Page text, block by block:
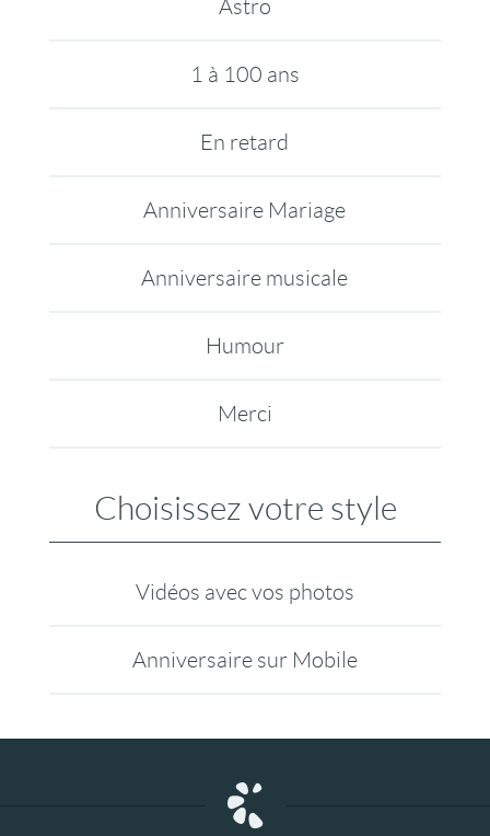
Astro
1 à 100 ans
En retard
Anniversaire Mariage
Anniversaire musicale
Humour
Merci
Choisissez votre style
Vidéos avec vos photos
Anniversaire sur Mobile